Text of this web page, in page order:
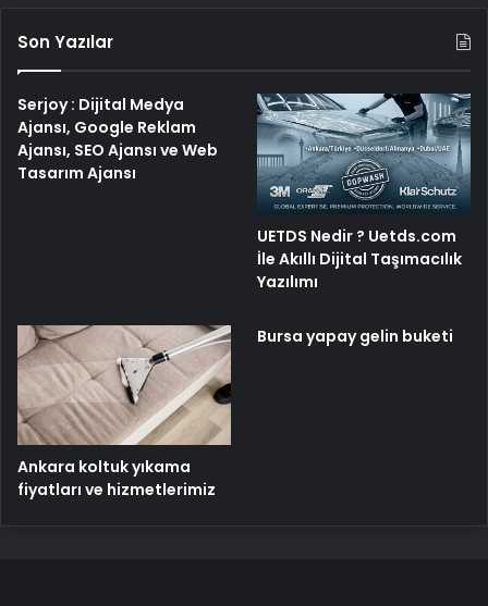
Son Yazılar
Serjoy : Dijital Medya
Ajansı, Google Reklam
Ajansı, SEO Ajansı ve Web
Tasarım Ajansı
UETDS Nedir ? Uetds.com
İle Akıllı Dijital Taşımacılık
Yazılımı
Ankara koltuk yıkama
fiyatları ve hizmetlerimiz
Bursa yapay gelin buketi